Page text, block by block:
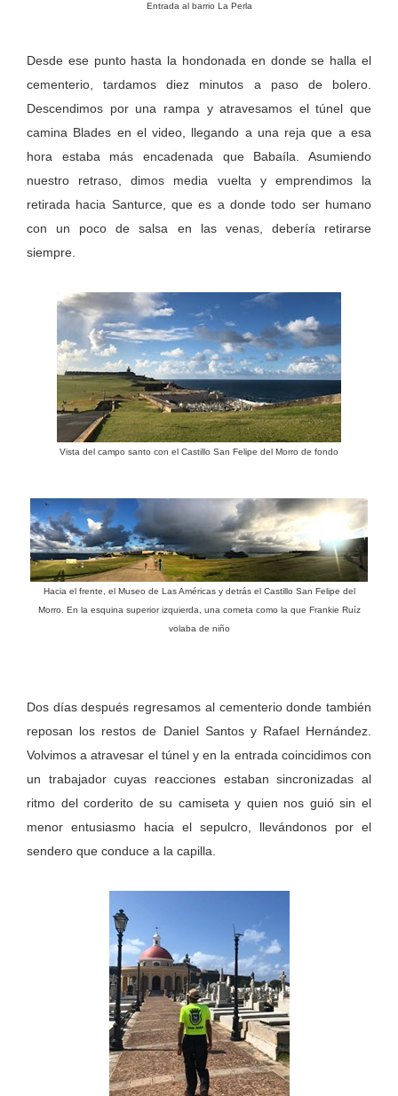
Entrada al barrio La Perla
Desde ese punto hasta la hondonada en donde se halla el
cementerio, tardamos diez minutos a paso de bolero.
Descendimos por una rampa y atravesamos el túnel que
camina Blades en el video, llegando a una reja que a esa
hora estaba más encadenada que Babaíla. Asumiendo
nuestro retraso, dimos media vuelta y emprendimos la
retirada hacia Santurce, que es a donde todo ser humano
con un poco de salsa en las venas, debería retirarse
siempre.
Vista del campo santo con el Castillo San Felipe del Morro de fondo
Hacia el frente, el Museo de Las Américas y detrás el Castillo San Felipe del
Morro. En la esquina superior izquierda, una cometa como la que Frankie Ruíz
volaba de niño
Dos días después regresamos al cementerio donde también
reposan los restos de Daniel Santos y Rafael Hernández.
Volvimos a atravesar el túnel y en la entrada coincidimos con
un trabajador cuyas reacciones estaban sincronizadas al
ritmo del corderito de su camiseta y quien nos guió sin el
menor entusiasmo hacia el sepulcro, llevándonos por el
sendero que conduce a la capilla.